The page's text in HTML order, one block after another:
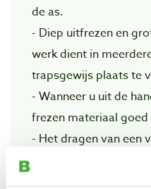
de as.
- Diep uitfrezen en
werk dient in
trapsgewijs plaats te
- Wanneer u uit de
frezen materiaal
- Het dragen van een
- Vermijd